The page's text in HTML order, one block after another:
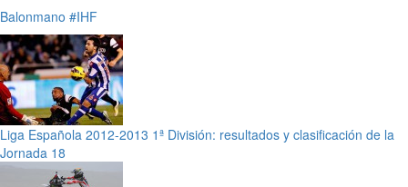
Balonmano #IHF
Liga Española 2012-2013 1ª División: resultados y clasificación de la
Jornada 18